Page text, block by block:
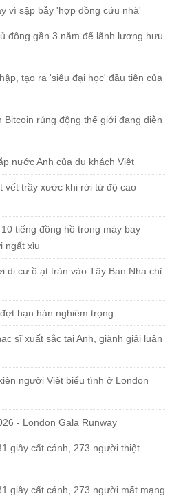
vì sập bẫy 'hợp đồng cứu nhà'
đông gần 3 năm để lãnh lương hưu
tạo ra 'siêu đại học' đầu tiên của
Bitcoin rúng động thế giới đang diễn
nước Anh của du khách Việt
vết trầy xước khi rời từ độ cao
tiếng đồng hồ trong máy bay
ngất xỉu
di cư ồ ạt tràn vào Tây Ban Nha chỉ
hạn hán nghiêm trọng
sĩ xuất sắc tại Anh, giành giải luận
người Việt biểu tình ở London
- London Gala Runway
giây cất cánh, 273 người thiệt
giây cất cánh, 273 người mất mạng